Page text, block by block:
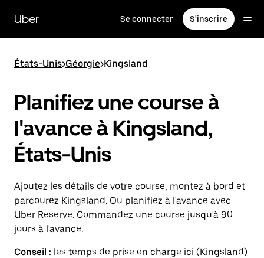
contenu
principal
Uber Se connecter S'inscrire
États-Unis>Géorgie>Kingsland
Planifiez une course à
l'avance à Kingsland,
États-Unis
Ajoutez les détails de votre course, montez à bord et
parcourez Kingsland. Ou planifiez à l'avance avec
Uber Reserve. Commandez une course jusqu'à 90
jours à l'avance.
Conseil : les temps de prise en charge ici (Kingsland)